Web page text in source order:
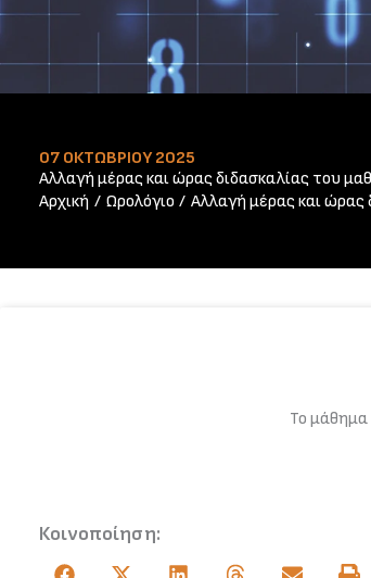
07 ΟΚΤΩΒΡΊΟΥ 2025
Αλλαγή μέρας και ώρας διδασκαλίας του
Αρχική
Ωρολόγιο Αλλαγή μέρας και ώρας
Το μάθημα
Κοινοποίηση: